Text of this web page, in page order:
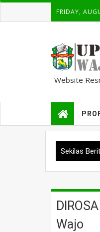
FRIDAY,
Website
Sekilas
Wajo